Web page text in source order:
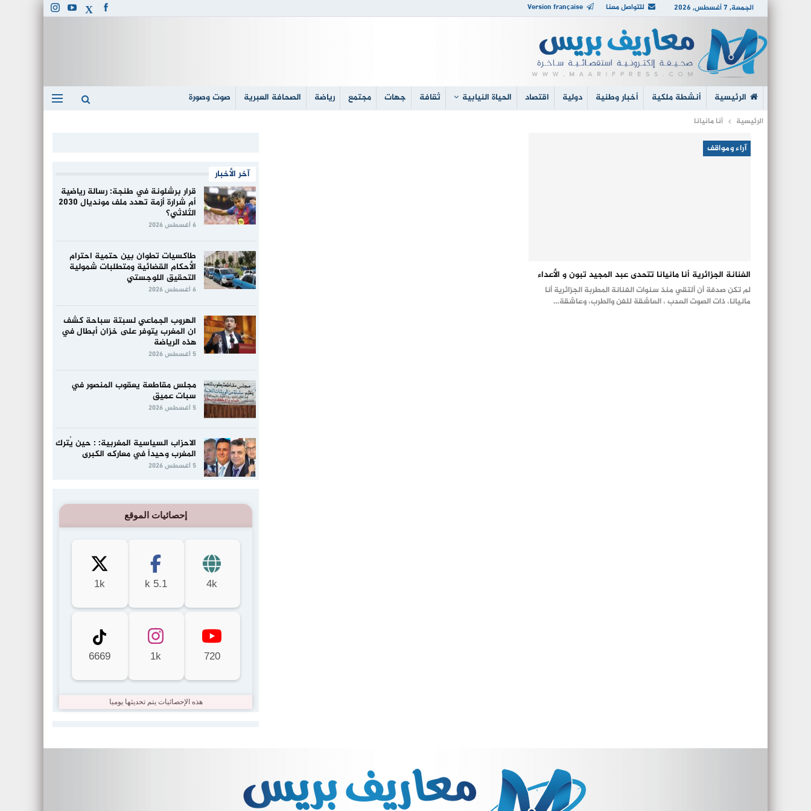
الجمعة, 7 أغسطس, 2026 للتواصل معنا Version française
الرئيسية أنشطة ملكية أخبار وطنية دولية اقتصاد الحياة النيابية ثقافة جهات مجتمع رياضة الصحافة العبرية صوت وصورة
الرئيسية أنا مانيانا
آراء ومواقف
الفنانة الجزائرية أنا مانيانا تتحدى عبد المجيد تبون و الأعداء
لم تكن صدفة أن ألتقي منذ سنوات الفنانة المطربة الجزائرية أنا
مانيانا، ذات الصوت العدب ، العاشقة للفن والطرب، وعاشقة…
آخر الأخبار
قرار برشلونة في طنجة: رسالة رياضية
أم شرارة أزمة تهدد ملف مونديال 2030
الثلاثي؟
6 أغسطس 2026
طاكسيات تطوان بين حتمية احترام
الأحكام القضائية ومتطلبات شمولية
التحقيق اللوجستي
6 أغسطس 2026
الهروب الجماعي لسبتة سباحة كشف
ان المغرب يتوفر على خزان أبطال في
هذه الرياضة
5 أغسطس 2026
مجلس مقاطعة يعقوب المنصور في
سبات عميق
5 أغسطس 2026
الاحزاب السياسية المغربية: : حين يُترك
المغرب وحيداً في معاركه الكبرى
5 أغسطس 2026
إحصائيات الموقع
4k
5.1 k
1k
720
1k
6669
هذه الإحصائيات يتم تحديثها يوميا